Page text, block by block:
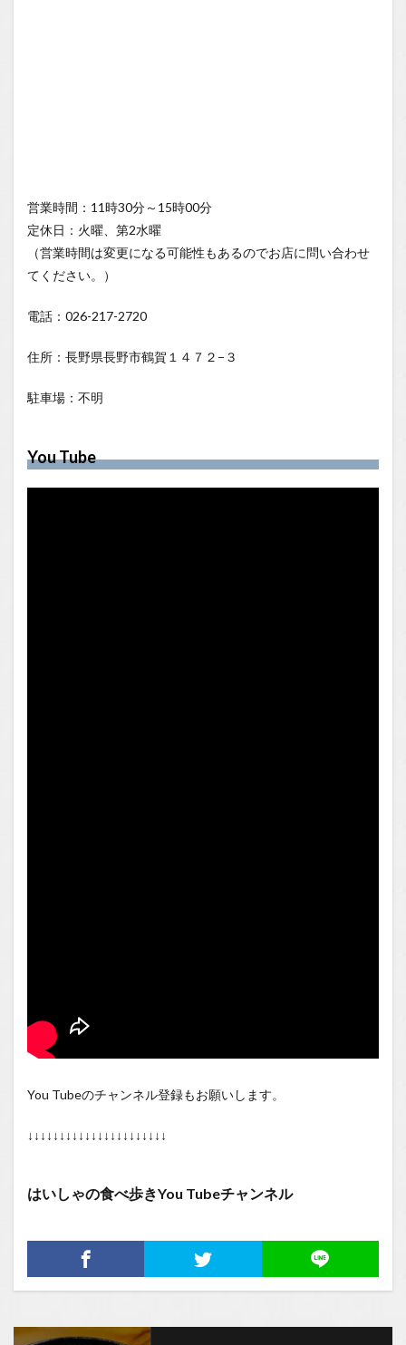
営業時間：11時30分～15時00分
定休日：火曜、第2水曜
（営業時間は変更になる可能性もあるのでお店に問い合わせ
てください。）
電話：026-217-2720
住所：長野県長野市鶴賀１４７２−３
駐車場：不明
You Tube
You Tubeのチャンネル登録もお願いします。
↓↓↓↓↓↓↓↓↓↓↓↓↓↓↓↓↓↓↓↓↓↓
はいしゃの食べ歩きYou Tubeチャンネル